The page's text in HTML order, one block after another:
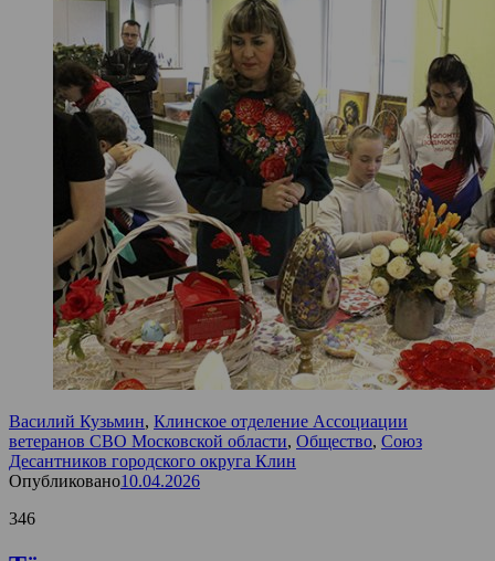
Василий Кузьмин, Клинское отделение Ассоциации
ветеранов СВО Московской области, Общество, Союз
Десантников городского округа Клин
Опубликовано10.04.2026
346